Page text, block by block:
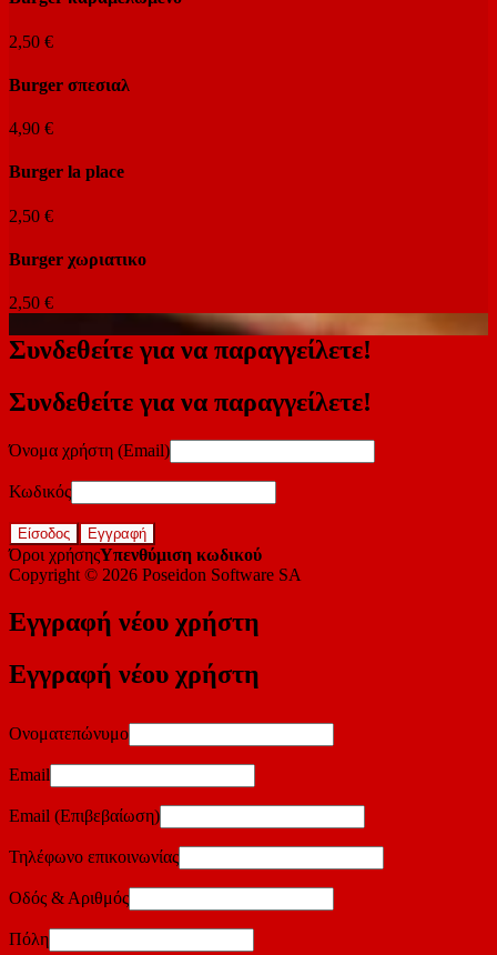
2,50 €
Burger σπεσιαλ
4,90 €
Burger la place
2,50 €
Burger χωριατικο
2,50 €
Συνδεθείτε για να παραγγείλετε!
Συνδεθείτε για να παραγγείλετε!
Όνομα χρήστη (Email)
Κωδικός
Είσοδος Εγγραφή
Όροι χρήσηςΥπενθύμιση κωδικού
Copyright © 2026 Poseidon Software SA
Εγγραφή νέου χρήστη
Εγγραφή νέου χρήστη
Ονοματεπώνυμο
Email
Email (Επιβεβαίωση)
Τηλέφωνο επικοινωνίας
Οδός & Αριθμός
Πόλη